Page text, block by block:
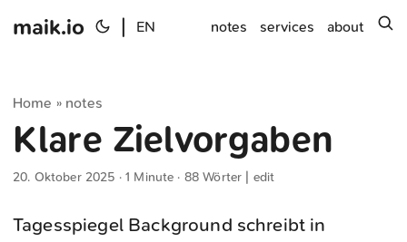
maik.io EN notes services about
Home » notes
Klare Zielvorgaben
20. Oktober 2025 · 1 Minute · 88 Wörter | edit
Tagesspiegel Background schreibt in